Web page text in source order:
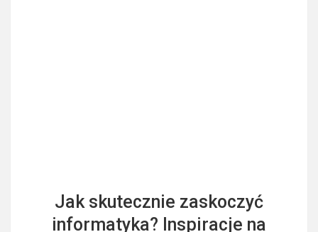
Jak skutecznie zaskoczyć
informatyka? Inspiracje na